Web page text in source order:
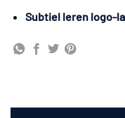
Subtiel leren logo-